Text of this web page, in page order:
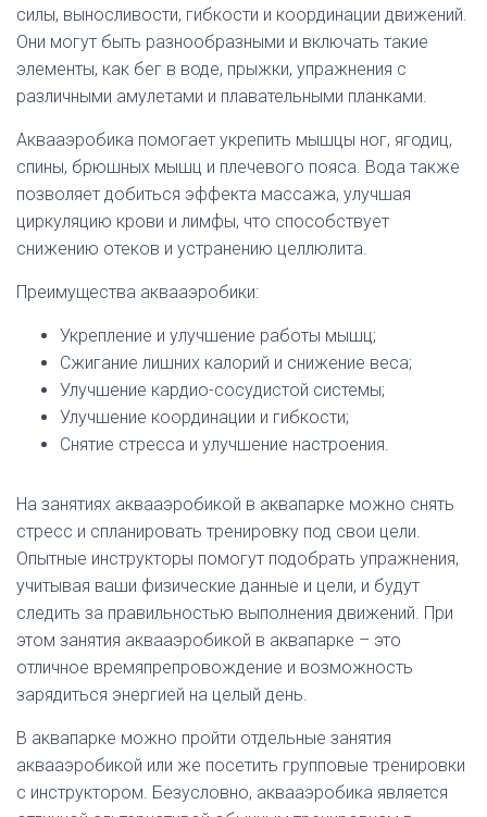
силы, выносливости, гибкости и координации движений.
Они могут быть разнообразными и включать такие
элементы, как бег в воде, прыжки, упражнения с
различными амулетами и плавательными планками.
Аквааэробика помогает укрепить мышцы ног, ягодиц,
спины, брюшных мышц и плечевого пояса. Вода также
позволяет добиться эффекта массажа, улучшая
циркуляцию крови и лимфы, что способствует
снижению отеков и устранению целлюлита.
Преимущества аквааэробики:
Укрепление и улучшение работы мышц;
Сжигание лишних калорий и снижение веса;
Улучшение кардио-сосудистой системы;
Улучшение координации и гибкости;
Снятие стресса и улучшение настроения.
На занятиях аквааэробикой в аквапарке можно снять
стресс и спланировать тренировку под свои цели.
Опытные инструкторы помогут подобрать упражнения,
учитывая ваши физические данные и цели, и будут
следить за правильностью выполнения движений. При
этом занятия аквааэробикой в аквапарке – это
отличное времяпрепровождение и возможность
зарядиться энергией на целый день.
В аквапарке можно пройти отдельные занятия
аквааэробикой или же посетить групповые тренировки
с инструктором. Безусловно, аквааэробика является